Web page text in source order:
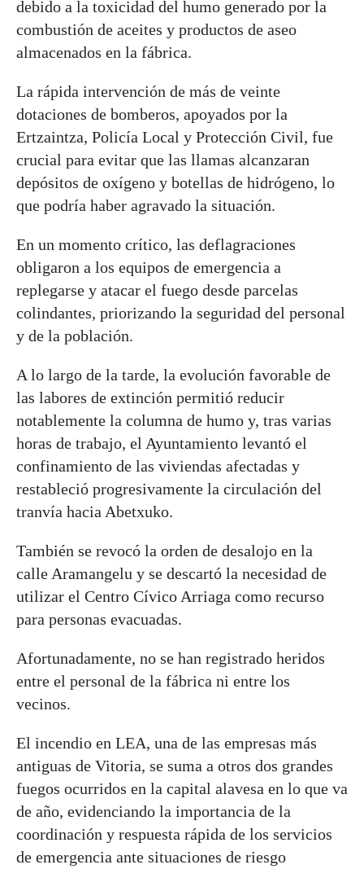
debido a la toxicidad del humo generado por la
combustión de aceites y productos de aseo
almacenados en la fábrica.
La rápida intervención de más de veinte
dotaciones de bomberos, apoyados por la
Ertzaintza, Policía Local y Protección Civil, fue
crucial para evitar que las llamas alcanzaran
depósitos de oxígeno y botellas de hidrógeno, lo
que podría haber agravado la situación.
En un momento crítico, las deflagraciones
obligaron a los equipos de emergencia a
replegarse y atacar el fuego desde parcelas
colindantes, priorizando la seguridad del personal
y de la población.
A lo largo de la tarde, la evolución favorable de
las labores de extinción permitió reducir
notablemente la columna de humo y, tras varias
horas de trabajo, el Ayuntamiento levantó el
confinamiento de las viviendas afectadas y
restableció progresivamente la circulación del
tranvía hacia Abetxuko.
También se revocó la orden de desalojo en la
calle Aramangelu y se descartó la necesidad de
utilizar el Centro Cívico Arriaga como recurso
para personas evacuadas.
Afortunadamente, no se han registrado heridos
entre el personal de la fábrica ni entre los
vecinos.
El incendio en LEA, una de las empresas más
antiguas de Vitoria, se suma a otros dos grandes
fuegos ocurridos en la capital alavesa en lo que va
de año, evidenciando la importancia de la
coordinación y respuesta rápida de los servicios
de emergencia ante situaciones de riesgo